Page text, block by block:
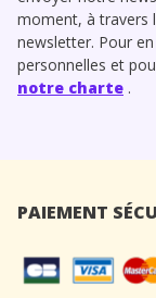
moment, à travers
newsletter. Pour
personnelles et
notre charte .
PAIEMENT